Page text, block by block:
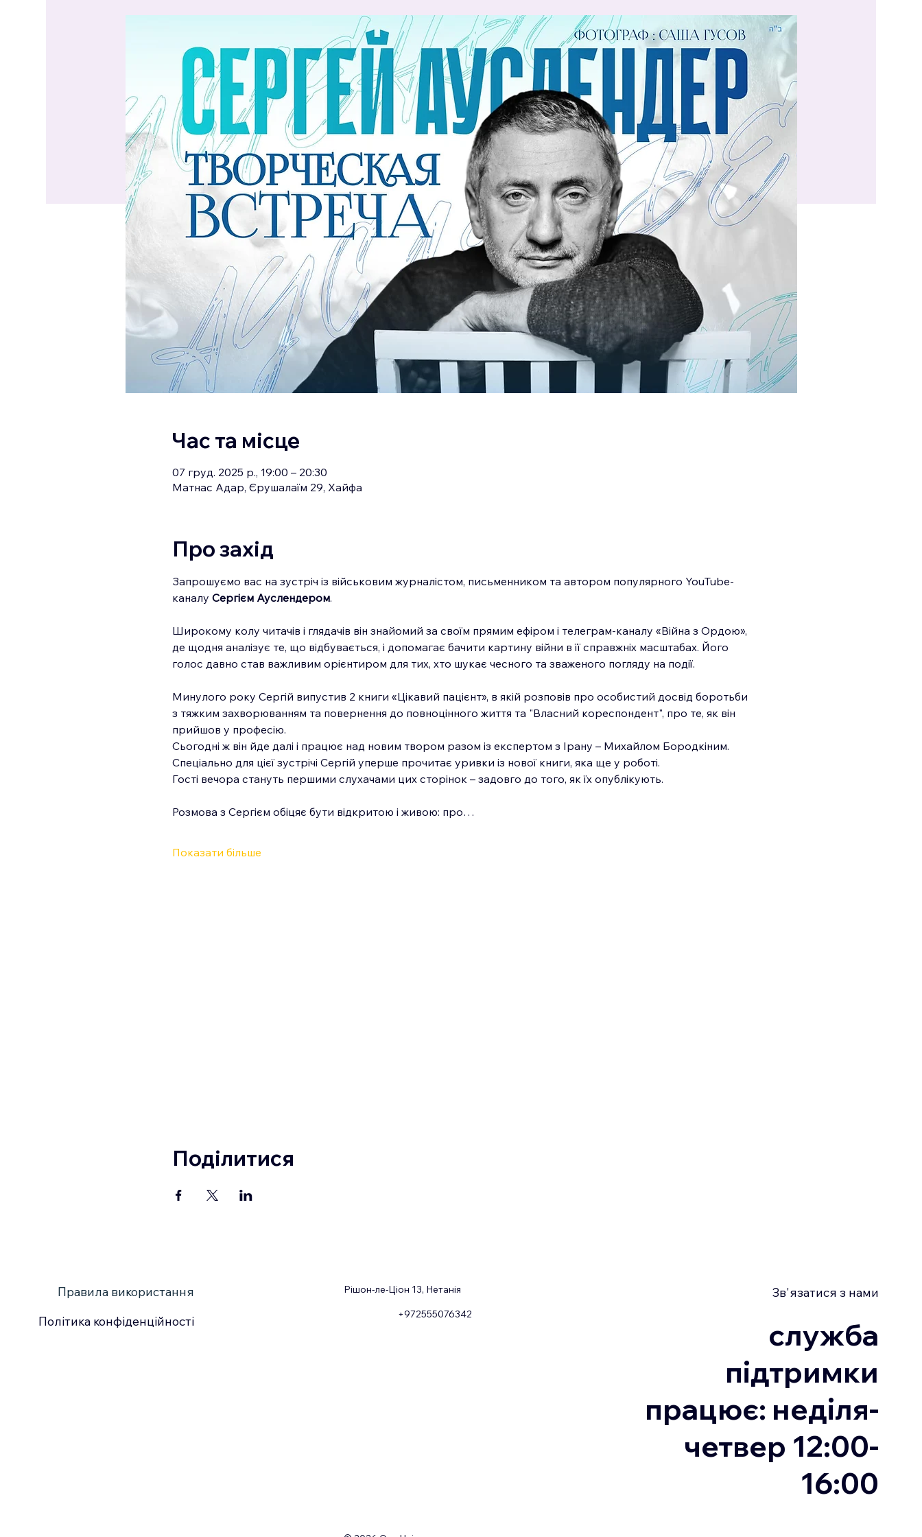
Час та місце
07 груд. 2025 р., 19:00 – 20:30
Матнас Адар, Єрушалаїм 29, Хайфа
Про захід
Запрошуємо вас на зустріч із військовим журналістом, письменником та автором популярного YouTube-
каналу Сергієм Ауслендером.
Широкому колу читачів і глядачів він знайомий за своїм прямим ефіром і телеграм-каналу «Війна з Ордою»,
де щодня аналізує те, що відбувається, і допомагає бачити картину війни в її справжніх масштабах. Його
голос давно став важливим орієнтиром для тих, хто шукає чесного та зваженого погляду на події.
Минулого року Сергій випустив 2 книги «Цікавий пацієнт», в якій розповів про особистий досвід боротьби
з тяжким захворюванням та повернення до повноцінного життя та "Власний кореспондент", про те, як він
прийшов у професію.
Сьогодні ж він йде далі і працює над новим твором разом із експертом з Ірану – Михайлом Бородкіним.
Спеціально для цієї зустрічі Сергій уперше прочитає уривки із нової книги, яка ще у роботі.
Гості вечора стануть першими слухачами цих сторінок – задовго до того, як їх опублікують.
Розмова з Сергієм обіцяє бути відкритою і живою: про…
Показати більше
Поділитися
Правила використання
Політика конфіденційності
Рішон-ле-Ціон 13, Нетанія
+972555076342
Зв'язатися з нами
служба
підтримки
працює: неділя-
четвер 12:00-
16:00